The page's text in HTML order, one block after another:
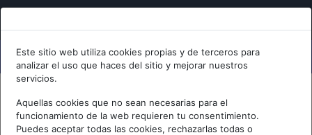
Este sitio web utiliza cookies propias y de terceros para
analizar el uso que haces del sitio y mejorar nuestros
servicios.
Aquellas cookies que no sean necesarias para el
funcionamiento de la web requieren tu consentimiento.
Puedes aceptar todas las cookies, rechazarlas todas o